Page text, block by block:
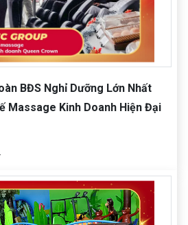
BĐS Nghỉ Dưỡng Lớn Nhất
Massage Kinh Doanh Hiện Đại